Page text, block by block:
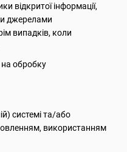
відкритої інформації,
джерелами
випадків, коли
обробку
системі та/або
використанням